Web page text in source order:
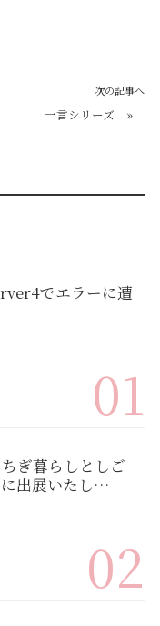
次の記事へ
一言シリーズ »
でエラーに遭
01
ちぎ暮らしとしご
に出展いたし…
02